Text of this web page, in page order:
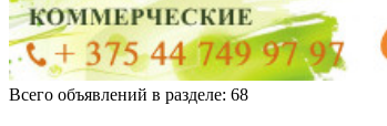
Всего объявлений в разделе: 68